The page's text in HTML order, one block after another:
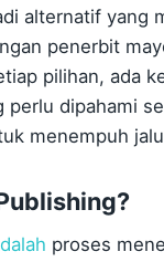
alternatif yang
penerbit
pilihan, ada
perlu dipahami
menempuh
proses